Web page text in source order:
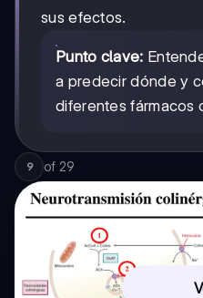
sus efectos.
Punto clave:
a predecir dónde y
diferentes fármacos
9 of 29